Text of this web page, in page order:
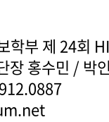
학부 제 24회
장 홍수민 / 박